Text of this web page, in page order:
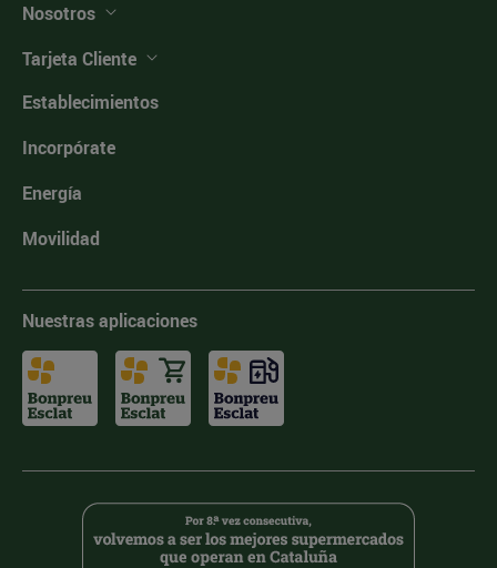
Nosotros
Tarjeta Cliente
Establecimientos
Incorpórate
Energía
Movilidad
Nuestras aplicaciones